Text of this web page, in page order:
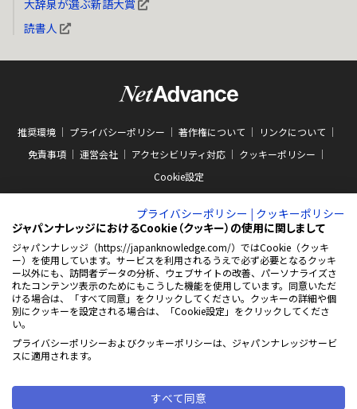
大辞泉が選ぶ新語大賞
読書人
推奨環境 プライバシーポリシー 著作権について
リンクについて
免責事項
運営会社 アクセシビリティ対応
クッキーポリシー
Cookie設定
ABJマークは、この電子書店・電子書籍配信サービスが、著作権者からコンテン
ツ使用許諾を得た正規版配信サービスであることを示す商標（登録番号 第
10981000号）です。ABJマークの詳細、ABJマークを掲示しているサービスの一
覧はこちらをご覧ください。
AEBS 電子出版制作・流通協議会
https://aebs.or.jp/
新
い
ウ
ド
© 2001-2026 NetAdvance Inc. All rights reserved.
プライバシーポリシー | クッキーポリシー
ジャパンナレッジにおけるCookie（クッキー）の使用に関しまして
ジャパンナレッジ（https://japanknowledge.com/）ではCookie（クッキ
ー）を使用しています。サービスを利用されるうえで必ず必要となるクッキ
ー以外にも、訪問者データの分析、ウェブサイトの改善、パーソナライズさ
れたコンテンツ表示のためにもこうした機能を使用しています。同意いただ
ける場合は、「すべて同意」をクリックしてください。クッキーの詳細や個
別にクッキーを設定される場合は、「Cookie設定」をクリックしてくださ
い。
プライバシーポリシーおよびクッキーポリシーは、ジャパンナレッジサービ
スに適用されます。
すべて同意